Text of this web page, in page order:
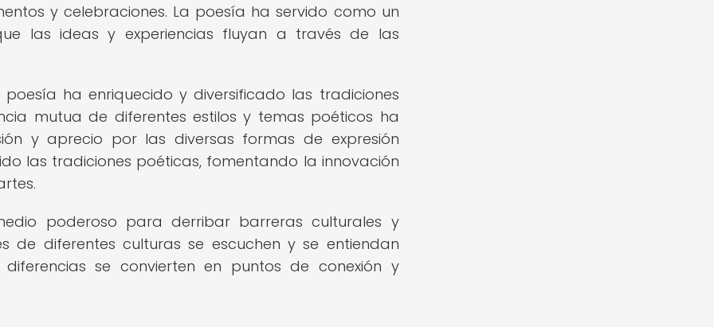
y celebraciones. La poesía ha servido como un
las ideas y experiencias fluyan a través de las
ha enriquecido y diversificado las tradiciones
mutua de diferentes estilos y temas poéticos ha
y aprecio por las diversas formas de expresión
las tradiciones poéticas, fomentando la innovación
poderoso para derribar barreras culturales y
de diferentes culturas se escuchen y se entiendan
se convierten en puntos de conexión y